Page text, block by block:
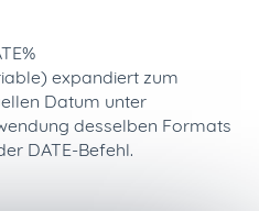
expandiert zum
Datum unter
desselben Formats
DATE-Befehl.